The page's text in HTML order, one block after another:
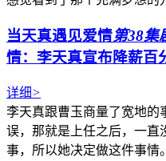
当天真遇见爱情第38集
情：李天真宣布降薪百
详细>
李天真跟曹玉商量了宽地的
误，那就是上任之后，一直
事，所以她决定做这件事情